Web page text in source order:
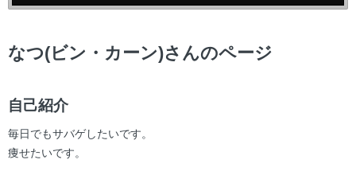
なつ(ビン・カーン)さんのページ
自己紹介
毎日でもサバゲしたいです。
痩せたいです。